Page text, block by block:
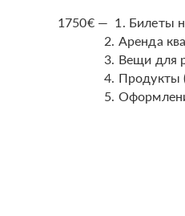
1750€ — 1. Билеты
2. Аренда
3. Вещи для
4. Продукты
5. Оформление